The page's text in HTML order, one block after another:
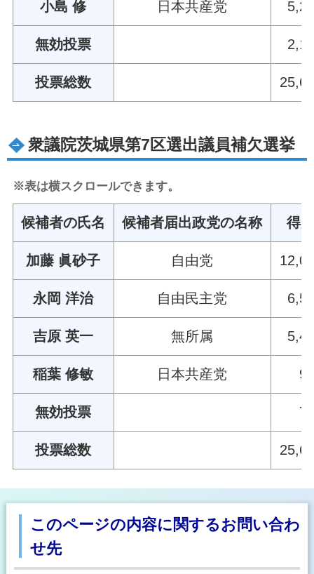
小島 修 日本共産党
無効投票
投票総数
衆議院茨城県第7区選出議員補欠選挙
※表は横スクロールできます。
候補者の氏名 候補者届出政党の名称 得
加藤 眞砂子 自由党
永岡 洋治 自由民主党
吉原 英一 無所属
稲葉 修敏 日本共産党
無効投票
投票総数
このページの内容に関するお問い合わ
せ先